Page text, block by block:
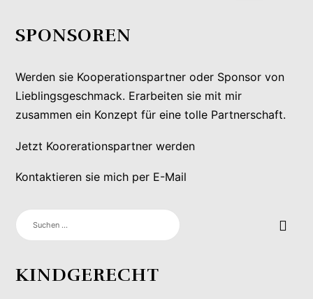
SPONSOREN
Werden sie Kooperationspartner oder Sponsor von
Lieblingsgeschmack. Erarbeiten sie mit mir
zusammen ein Konzept für eine tolle Partnerschaft.
Jetzt Koorerationspartner werden
Kontaktieren sie mich per E-Mail
SUCHEN
NACH:
KINDGERECHT